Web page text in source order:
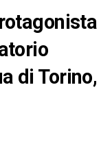
di Torino,